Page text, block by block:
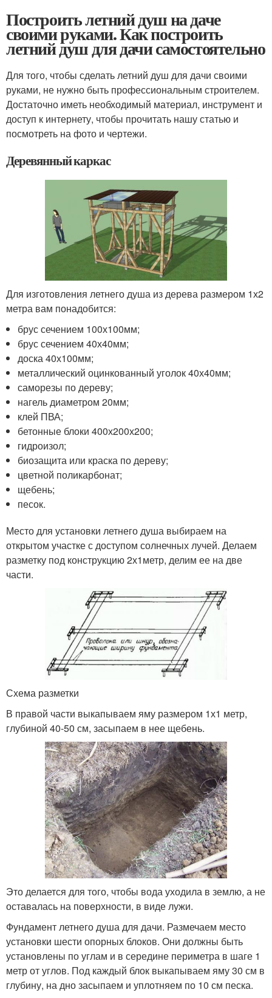
Построить летний душ на даче
своими руками. Как построить
летний душ для дачи самостоятельно
Для того, чтобы сделать летний душ для дачи своими
руками, не нужно быть профессиональным строителем.
Достаточно иметь необходимый материал, инструмент и
доступ к интернету, чтобы прочитать нашу статью и
посмотреть на фото и чертежи.
Деревянный каркас
Для изготовления летнего душа из дерева размером 1х2
метра вам понадобится:
брус сечением 100х100мм;
брус сечением 40х40мм;
доска 40х100мм;
металлический оцинкованный уголок 40х40мм;
саморезы по дереву;
нагель диаметром 20мм;
клей ПВА;
бетонные блоки 400х200х200;
гидроизол;
биозащита или краска по дереву;
цветной поликарбонат;
щебень;
песок.
Место для установки летнего душа выбираем на
открытом участке с доступом солнечных лучей. Делаем
разметку под конструкцию 2х1метр, делим ее на две
части.
Схема разметки
В правой части выкапываем яму размером 1х1 метр,
глубиной 40-50 см, засыпаем в нее щебень.
Это делается для того, чтобы вода уходила в землю, а не
оставалась на поверхности, в виде лужи.
Фундамент летнего душа для дачи. Размечаем место
установки шести опорных блоков. Они должны быть
установлены по углам и в середине периметра в шаге 1
метр от углов. Под каждый блок выкапываем яму 30 см в
глубину, на дно засыпаем и уплотняем по 10 см песка.